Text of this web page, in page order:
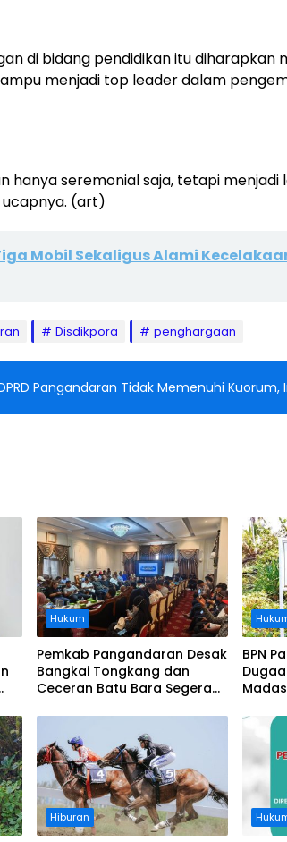
di bidang pendidikan itu diharapkan
menjadi top leader dalam
hanya seremonial saja, tetapi menjadi
ucapnya. (art)
Mobil Sekaligus Alami
Disdikpora penghargaan
Pangandaran Tidak Memenuhi Kuorum,
Hukum
Pemkab Pangandaran Desak
Bangkai Tongkang dan
Ceceran Batu Bara Segera
Koordinasi Perusahaan
BPN
Hiburan